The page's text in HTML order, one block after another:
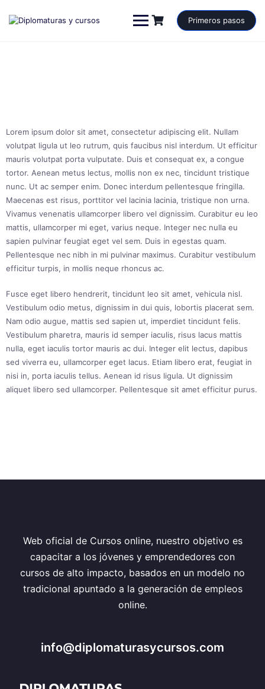
contenido
Primeros pasos
Lorem ipsum dolor sit amet, consectetur adipiscing elit. Nullam
volutpat ligula ut leo rutrum, quis faucibus nisl interdum. Ut efficitur
mauris volutpat porta vulputate. Duis et consequat ex, a congue
tortor. Aenean metus lectus, mollis non ex nec, tincidunt tristique
nunc. Ut ac semper enim. Donec interdum pellentesque fringilla.
Maecenas est risus, porttitor vel lacinia lacinia, tristique non urna.
Vivamus venenatis ullamcorper libero vel dignissim. Curabitur eu leo
mattis, ullamcorper mi eget, varius neque. Integer nec nulla eu
sapien pulvinar feugiat eget vel sem. Duis in egestas quam.
Pellentesque nec nibh in mi pulvinar maximus. Curabitur vestibulum
efficitur turpis, in mollis neque rhoncus ac.
Fusce eget libero hendrerit, tincidunt leo sit amet, vehicula nisl.
Vestibulum odio metus, dignissim in dui quis, lobortis placerat sem.
Nam odio augue, mattis sed sapien ut, imperdiet tincidunt felis.
Vestibulum pharetra, mauris id semper iaculis, risus lacus mattis
nulla, eget iaculis tortor mauris ac dui. Integer elit lectus, dapibus
sed viverra eu, ullamcorper eget lacus. Etiam libero erat, feugiat in
nisi in, porta iaculis tellus. Aenean id risus ligula. Ut dignissim
aliquet libero sed ullamcorper. Pellentesque sit amet efficitur purus.
Web oficial de Cursos online, nuestro objetivo es
capacitar a los jóvenes y emprendedores con
cursos de alto impacto, basados en un modelo no
tradicional apuntado a la generación de empleos
online.
info@diplomaturasycursos.com